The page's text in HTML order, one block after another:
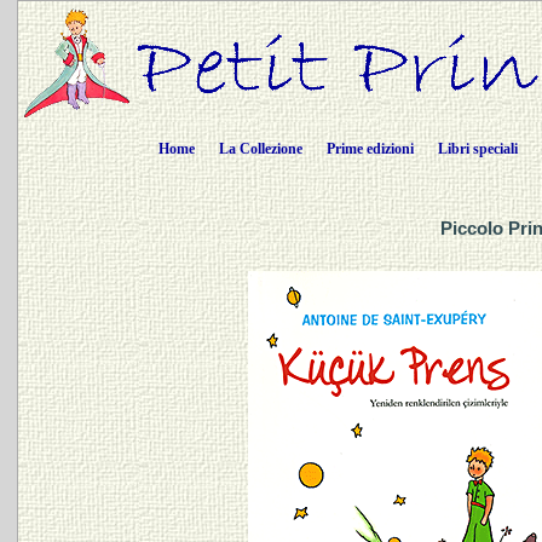
Home La Collezione Prime edizioni Libri speciali
Piccolo